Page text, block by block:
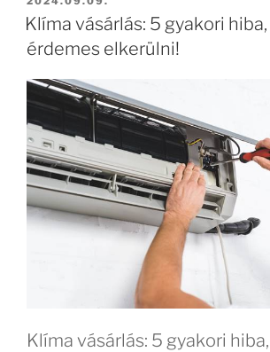
Klíma vásárlás: 5 gyakori
érdemes elkerülni!
Klíma vásárlás: 5 gyakori